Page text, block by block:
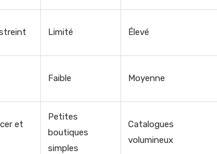
Limité Élevé
Faible Moyenne
et
Petites
boutiques
simples
Catalogues
volumineux